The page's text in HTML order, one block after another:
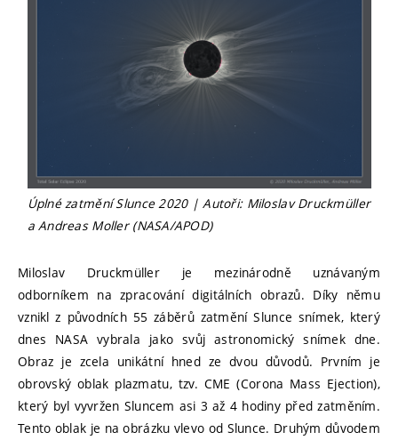
Úplné zatmění Slunce 2020 | Autoři: Miloslav Druckmüller
a Andreas Moller (NASA/APOD)
Miloslav Druckmüller je mezinárodně uznávaným
odborníkem na zpracování digitálních obrazů. Díky němu
vznikl z původních 55 záběrů zatmění Slunce snímek, který
dnes NASA vybrala jako svůj astronomický snímek dne.
Obraz je zcela unikátní hned ze dvou důvodů. Prvním je
obrovský oblak plazmatu, tzv. CME (Corona Mass Ejection),
který byl vyvržen Sluncem asi 3 až 4 hodiny před zatměním.
Tento oblak je na obrázku vlevo od Slunce. Druhým důvodem